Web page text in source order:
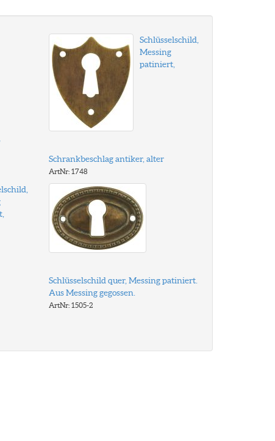
Schlüsselschild,
Messing
patiniert,
Schrankbeschlag antiker, alter
ArtNr: 1748
Schlüsselschild quer, Messing patiniert.
Aus Messing gegossen.
ArtNr: 1505-2